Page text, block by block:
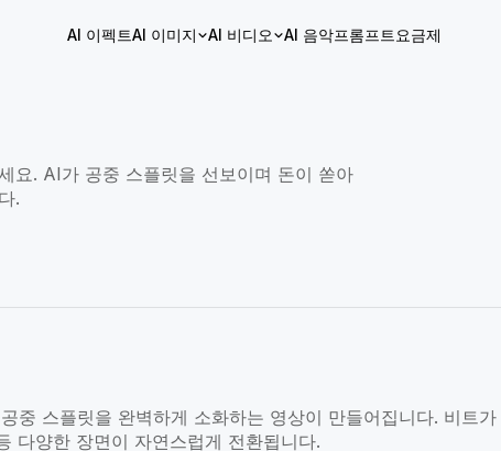
AI 이펙트AI 이미지 AI 비디오 AI 음악프롬프트 요금제
요. AI가 공중 스플릿을 선보이며 돈이 쏟아
.
중 스플릿을 완벽하게 소화하는 영상이 만들어집니다. 비트
다양한 장면이 자연스럽게 전환됩니다.